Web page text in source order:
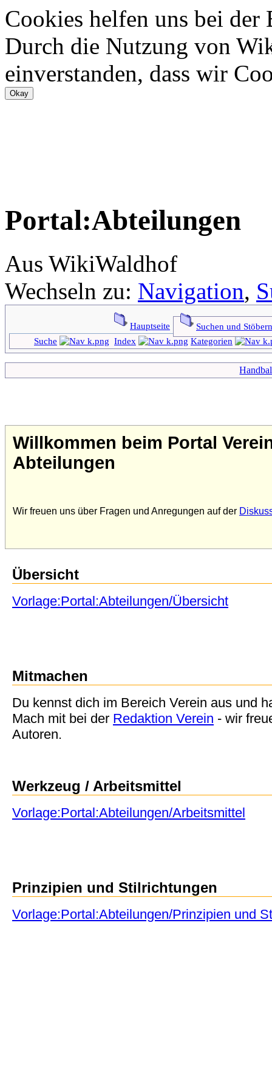
Cookies helfen uns bei
Durch die Nutzung von
einverstanden, dass wir
Portal:Abteilungen
Aus WikiWaldhof
Wechseln zu: Navigation,
Hauptseite
Suchen und Stöbern
Suche
Index Kategorien
Willkommen beim Portal
Abteilungen
Wir freuen uns über Fragen und Anregungen auf der
Übersicht
Vorlage:Portal:Abteilungen/Übersicht
Mitmachen
Du kennst dich im Bereich Verein aus und
Mach mit bei der Redaktion Verein - wir
Autoren.
Werkzeug / Arbeitsmittel
Vorlage:Portal:Abteilungen/Arbeitsmittel
Prinzipien und Stilrichtungen
Vorlage:Portal:Abteilungen/Prinzipien und